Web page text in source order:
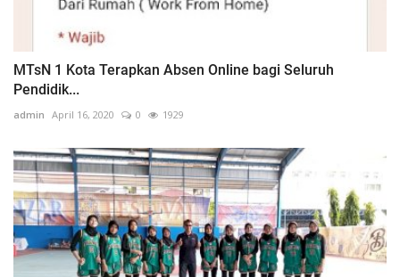
MTsN 1 Kota Terapkan Absen Online bagi Seluruh
Pendidik...
admin April 16, 2020 0 1929